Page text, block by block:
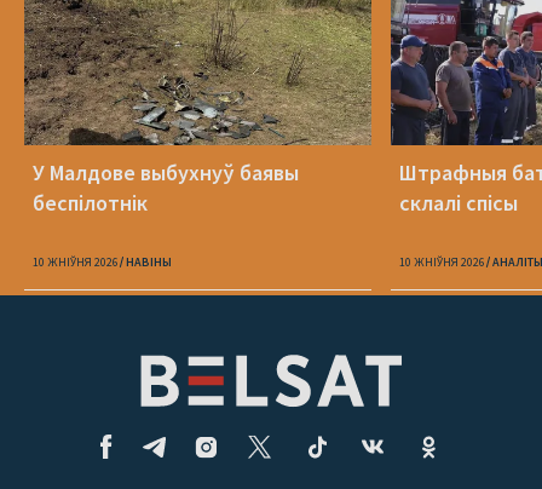
У Малдове выбухнуў баявы
беспілотнік
10 ЖНІЎНЯ 2026 НАВІНЫ
Штрафныя
склалі спісы
10 ЖНІЎНЯ 2026